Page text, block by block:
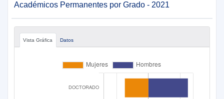
Académicos Permanentes por Grado - 2021
Vista Gráfica Datos